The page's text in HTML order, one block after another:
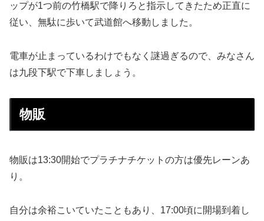
ップが1つ前の竹橋駅で降りろと指示してきたため正直に
従い、無駄に歩いて武道館へ移動しました。
電車が止まっているわけでもなく謎過ぎるので、みなさん
は九段下駅で下車しましょう。
物販
物販は13:30開始でプラチナチケットの方は優先レーンあ
り。
自分は余裕こいていたこともあり、17:00頃に開場到着し